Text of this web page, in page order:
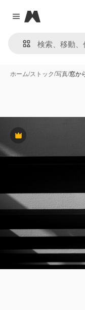
Close menu
Magnific
ホーム/ストック/写真/窓か
Premium